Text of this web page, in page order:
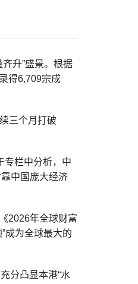
升”盛景。根据
得6,709宗成
三个月打破
专栏中分析，中
中国庞大经济
2026年全球财富
成为全球最大的
分凸显本港“水